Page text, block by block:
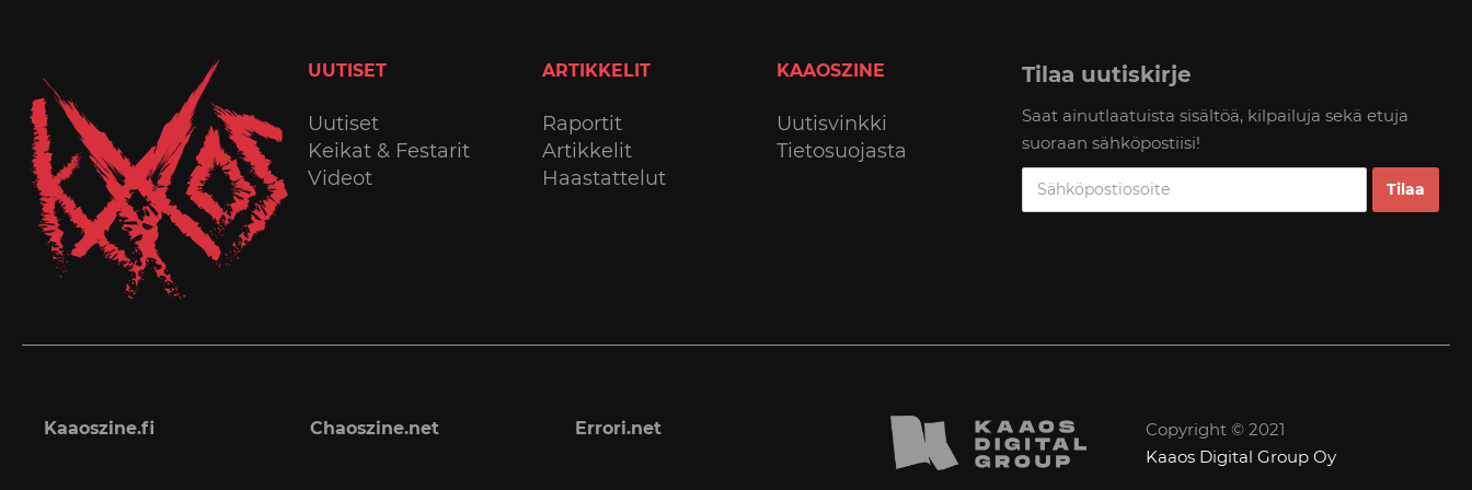
UUTISET
Uutiset
Keikat & Festarit
Videot
ARTIKKELIT
Raportit
Artikkelit
Haastattelut
KAAOSZINE
Uutisvinkki
Tietosuojasta
Tilaa uutiskirje
Saat ainutlaatuista sisältöä, kilpailuja sekä etuja
suoraan sähköpostiisi!
Kaaoszine.fi Chaoszine.net Errori.net
Copyright © 2021
Kaaos Digital Group Oy